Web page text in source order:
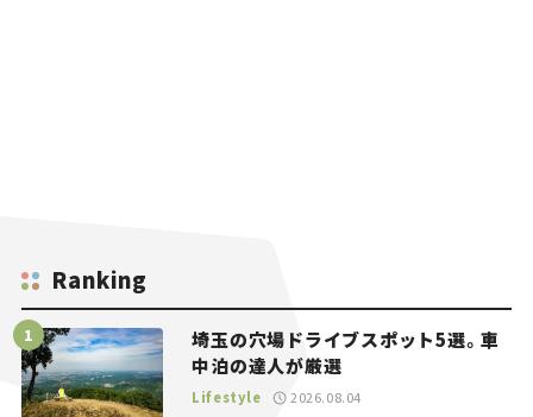
Ranking
埼玉の穴場ドライブスポット5選。車
中泊の達人が厳選
Lifestyle 2026.08.04